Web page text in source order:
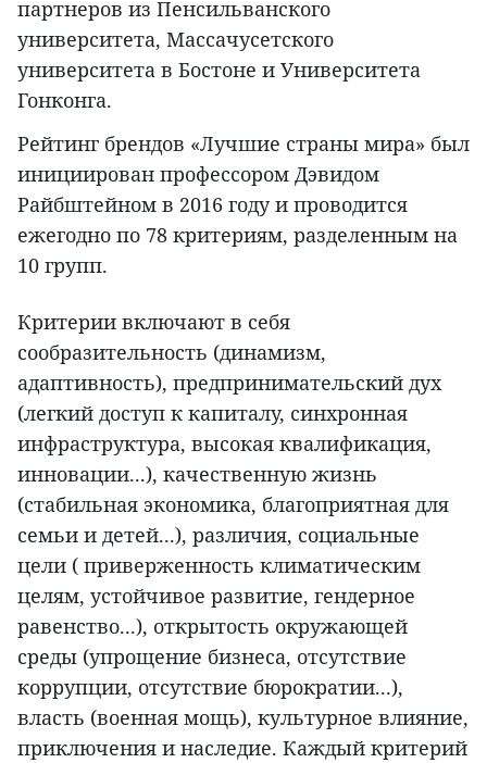
партнеров из Пенсильванского
университета, Массачусетского
университета в Бостоне и Университета
Гонконга.
Рейтинг брендов «Лучшие страны мира» был
инициирован профессором Дэвидом
Райбштейном в 2016 году и проводится
ежегодно по 78 критериям, разделенным на
10 групп.
Критерии включают в себя
сообразительность (динамизм,
адаптивность), предпринимательский дух
(легкий доступ к капиталу, синхронная
инфраструктура, высокая квалификация,
инновации...), качественную жизнь
(стабильная экономика, благоприятная для
семьи и детей...), различия, социальные
цели ( приверженность климатическим
целям, устойчивое развитие, гендерное
равенство...), открытость окружающей
среды (упрощение бизнеса, отсутствие
коррупции, отсутствие бюрократии...),
власть (военная мощь), культурное влияние,
приключения и наследие. Каждый критерий